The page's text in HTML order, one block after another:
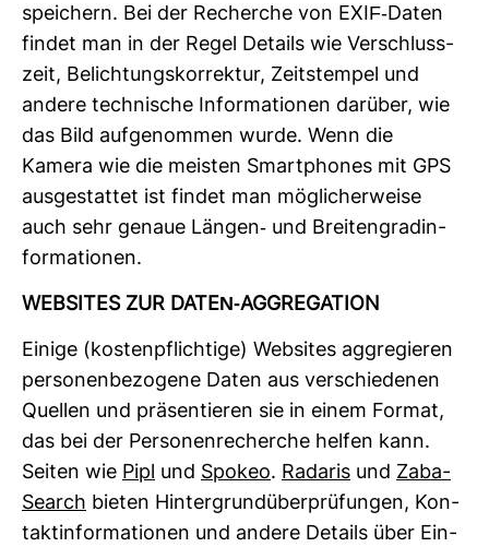
spei­chern. Bei der Recherche von EXIF-​Daten
findet man in der Regel Details wie Ver­schluss­
zeit, Belich­tungs­kor­rektur, Zeit­stempel und
andere tech­ni­sche Infor­ma­tionen dar­über, wie
das Bild auf­ge­nommen wurde. Wenn die
Kamera wie die meisten Smart­phones mit GPS
aus­ge­stattet ist findet man mög­li­cher­weise
auch sehr genaue Längen-​ und Brei­ten­grad­in­
for­ma­tionen.
WEB­SITES ZUR DATEN-​AGGRE­GA­TION
Einige (kos­ten­pflich­tige) Web­sites agg­re­gieren
per­so­nen­be­zo­gene Daten aus ver­schie­denen
Quellen und prä­sen­tieren sie in einem Format,
das bei der Per­so­nen­re­cherche helfen kann.
Seiten wie Pipl und Spokeo. Radaris und Zaba­
Se­arch bieten Hin­ter­grun­d­über­prü­fungen, Kon­
takt­in­for­ma­tionen und andere Details über Ein­